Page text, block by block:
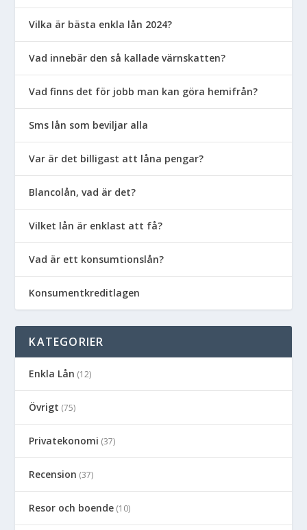
Vilka är bästa enkla lån 2024?
Vad innebär den så kallade värnskatten?
Vad finns det för jobb man kan göra hemifrån?
Sms lån som beviljar alla
Var är det billigast att låna pengar?
Blancolån, vad är det?
Vilket lån är enklast att få?
Vad är ett konsumtionslån?
Konsumentkreditlagen
KATEGORIER
Enkla Lån (12)
Övrigt (75)
Privatekonomi (37)
Recension (37)
Resor och boende (10)